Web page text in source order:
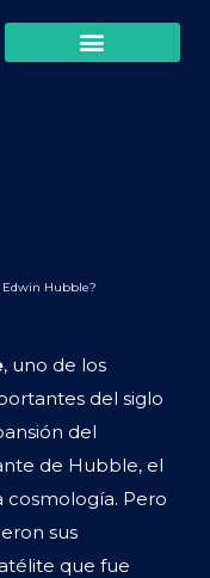
Edwin Hubble?
, uno de los
del siglo
del
de Hubble, el
Pero
sus
que fue